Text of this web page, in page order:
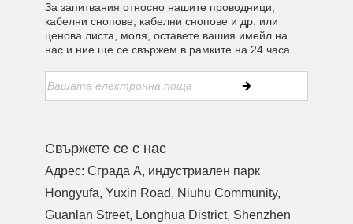
За запитвания относно нашите проводници,
кабелни снопове, кабелни снопове и др. или
ценова листа, моля, оставете вашия имейл на
нас и ние ще се свържем в рамките на 24 часа.
Свържете се с нас
Адрес: Сграда A, индустриален парк
Hongyufa, Yuxin Road, Niuhu Community,
Guanlan Street, Longhua District, Shenzhen